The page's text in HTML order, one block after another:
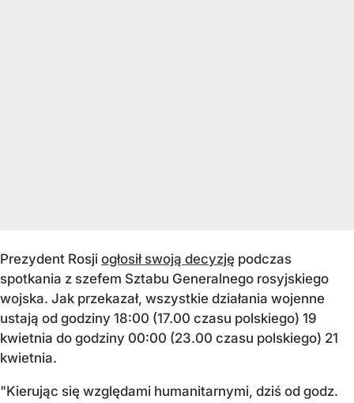
Prezydent Rosji ogłosił swoją decyzję podczas
spotkania z szefem Sztabu Generalnego rosyjskiego
wojska. Jak przekazał, wszystkie działania wojenne
ustają od godziny 18:00 (17.00 czasu polskiego) 19
kwietnia do godziny 00:00 (23.00 czasu polskiego) 21
kwietnia.
"Kierując się względami humanitarnymi, dziś od godz.